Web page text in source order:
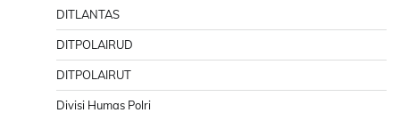
DITLANTAS
DITPOLAIRUD
DITPOLAIRUT
Divisi Humas Polri